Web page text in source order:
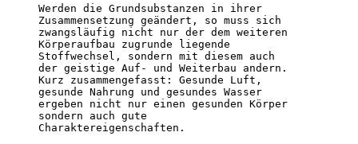
Werden die Grundsubstanzen in ihrer
Zusammensetzung geändert, so muss sich
zwangsläufig nicht nur der dem weiteren
Körperaufbau zugrunde liegende
Stoffwechsel, sondern mit diesem auch
der geistige Auf- und Weiterbau andern.
Kurz zusammengefasst: Gesunde Luft,
gesunde Nahrung und gesundes Wasser
ergeben nicht nur einen gesunden Körper
sondern auch gute
Charaktereigenschaften.